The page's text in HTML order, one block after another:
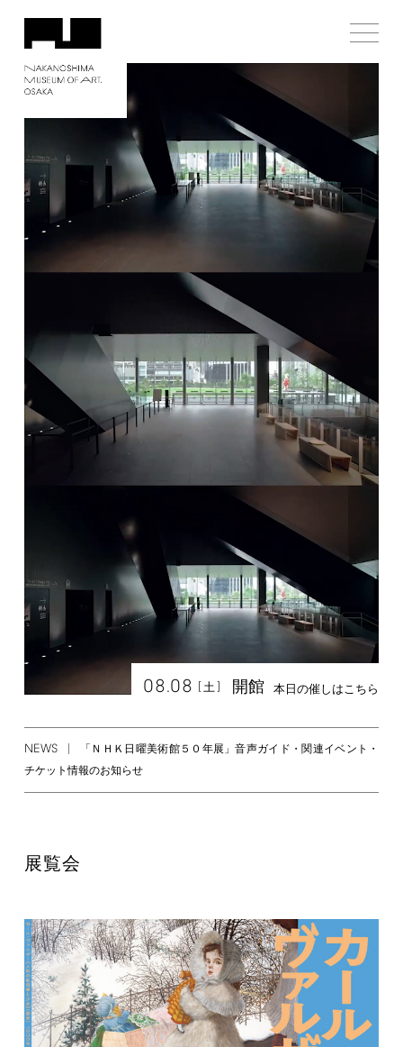
08.08 [土] 開館 本日の催しはこちら
NEWS
「ＮＨＫ日曜美術館５０年展」音声ガイド・関連イベント・
チケット情報のお知らせ
展覧会